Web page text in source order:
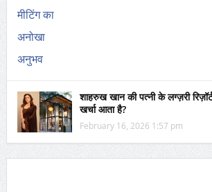
शाहरुख खान की पत्नी के लग्ज़री
खर्चा आता है?
February 16, 2026 1:57 pm